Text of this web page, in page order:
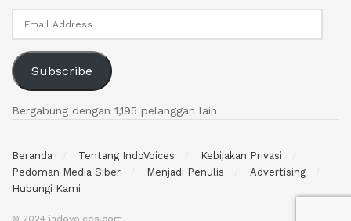
Subscribe
Bergabung dengan 1,195 pelanggan lain
Beranda Tentang IndoVoices
Kebijakan Privasi
Pedoman Media Siber
Menjadi Penulis
Advertising
Hubungi Kami
© 2024 indovoices.com